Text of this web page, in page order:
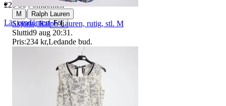
229 504 omdömen
Läs omdömen Följ
M | Ralph Lauren
Skjorta, Ralph Lauren, rutig, stl. M
Sluttid9 aug 20:31 .
Pris:234 kr,Ledande bud.